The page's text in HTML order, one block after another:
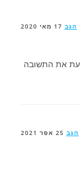
הגב 17 מאי 2020
את התשובה
הגב 25 אפר 2021